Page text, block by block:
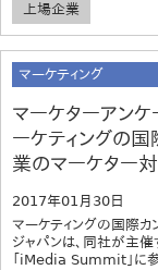
上場企業
マーケティング
マーケターアン
ーケティングの国
業のマーケター対
2017年01月30日
マーケティングの国際カ
ジャパンは、同社が主催
「iMedia Summit」に